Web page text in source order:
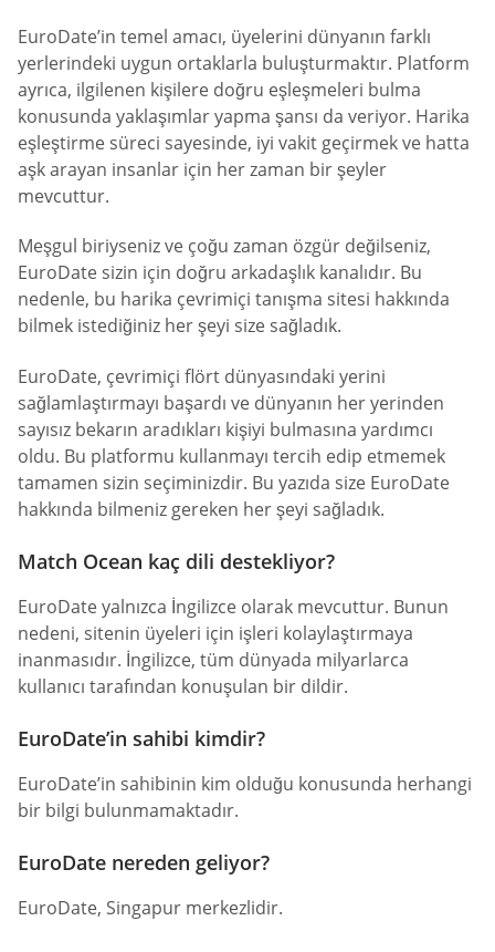
EuroDate’in temel amacı, üyelerini dünyanın farklı
yerlerindeki uygun ortaklarla buluşturmaktır. Platform
ayrıca, ilgilenen kişilere doğru eşleşmeleri bulma
konusunda yaklaşımlar yapma şansı da veriyor. Harika
eşleştirme süreci sayesinde, iyi vakit geçirmek ve hatta
aşk arayan insanlar için her zaman bir şeyler
mevcuttur.
Meşgul biriyseniz ve çoğu zaman özgür değilseniz,
EuroDate sizin için doğru arkadaşlık kanalıdır. Bu
nedenle, bu harika çevrimiçi tanışma sitesi hakkında
bilmek istediğiniz her şeyi size sağladık.
EuroDate, çevrimiçi flört dünyasındaki yerini
sağlamlaştırmayı başardı ve dünyanın her yerinden
sayısız bekarın aradıkları kişiyi bulmasına yardımcı
oldu. Bu platformu kullanmayı tercih edip etmemek
tamamen sizin seçiminizdir. Bu yazıda size EuroDate
hakkında bilmeniz gereken her şeyi sağladık.
Match Ocean kaç dili destekliyor?
EuroDate yalnızca İngilizce olarak mevcuttur. Bunun
nedeni, sitenin üyeleri için işleri kolaylaştırmaya
inanmasıdır. İngilizce, tüm dünyada milyarlarca
kullanıcı tarafından konuşulan bir dildir.
EuroDate’in sahibi kimdir?
EuroDate’in sahibinin kim olduğu konusunda herhangi
bir bilgi bulunmamaktadır.
EuroDate nereden geliyor?
EuroDate, Singapur merkezlidir.